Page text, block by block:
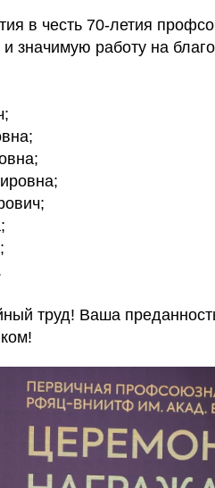
в честь 70-летия
значимую работу на
труд! Ваша